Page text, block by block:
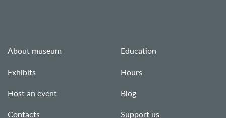
About museum
Exhibits
Host an event
Contacts
Education
Hours
Blog
Support us